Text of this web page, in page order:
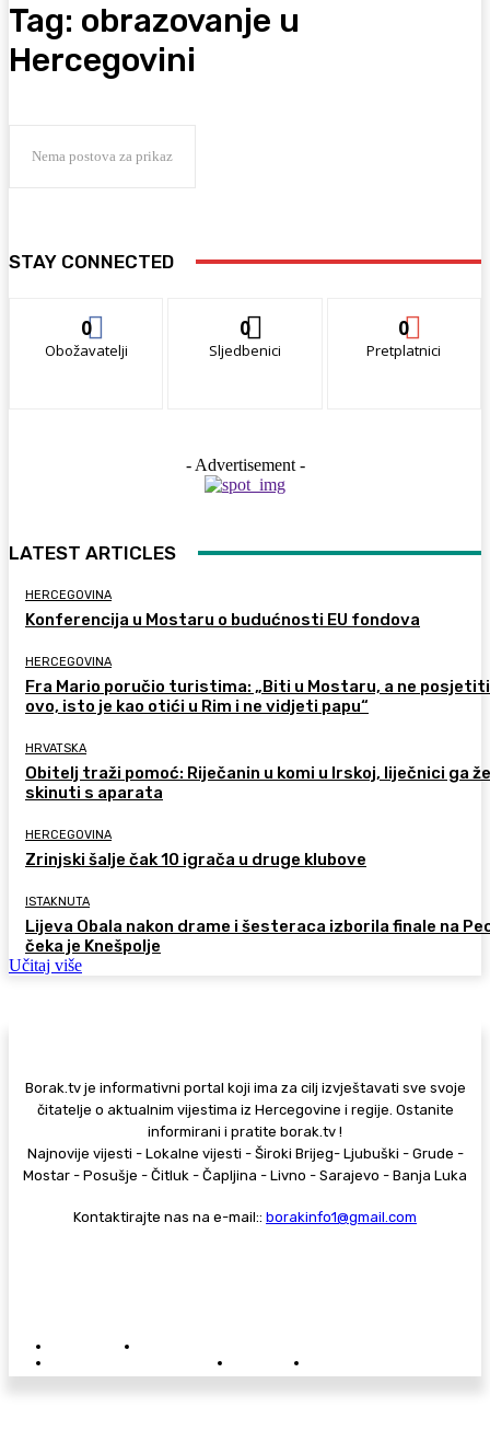
Tag: obrazovanje u
Hercegovini
Nema postova za prikaz
STAY CONNECTED
0
Obožavatelji
0
Sljedbenici
0
Pretplatnici
- Advertisement -
LATEST ARTICLES
HERCEGOVINA
Konferencija u Mostaru o budućnosti EU fondova
HERCEGOVINA
Fra Mario poručio turistima: „Biti u Mostaru, a ne posjetiti
ovo, isto je kao otići u Rim i ne vidjeti papu“
HRVATSKA
Obitelj traži pomoć: Riječanin u komi u Irskoj, liječnici ga
skinuti s aparata
HERCEGOVINA
Zrinjski šalje čak 10 igrača u druge klubove
ISTAKNUTA
Lijeva Obala nakon drame i šesteraca izborila finale na
čeka je Knešpolje
Učitaj više
Borak.tv je informativni portal koji ima za cilj izvještavati sve svoje
čitatelje o aktualnim vijestima iz Hercegovine i regije. Ostanite
informirani i pratite borak.tv !
Najnovije vijesti - Lokalne vijesti - Široki Brijeg- Ljubuški - Grude -
Mostar - Posušje - Čitluk - Čapljina - Livno - Sarajevo - Banja Luka
Kontaktirajte nas na e-mail:: borakinfo1@gmail.com